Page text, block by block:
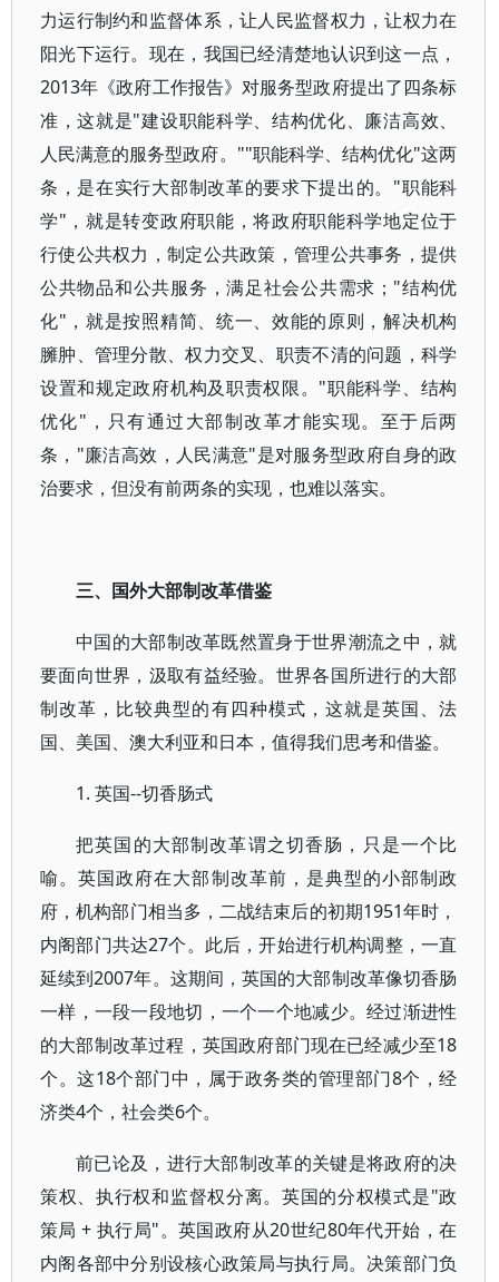
力运行制约和监督体系，让人民监督权力，让权力在
阳光下运行。现在，我国已经清楚地认识到这一点，
2013年《政府工作报告》对服务型政府提出了四条标
准，这就是"建设职能科学、结构优化、廉洁高效、
人民满意的服务型政府。""职能科学、结构优化"这两
条，是在实行大部制改革的要求下提出的。"职能科
学"，就是转变政府职能，将政府职能科学地定位于
行使公共权力，制定公共政策，管理公共事务，提供
公共物品和公共服务，满足社会公共需求；"结构优
化"，就是按照精简、统一、效能的原则，解决机构
臃肿、管理分散、权力交叉、职责不清的问题，科学
设置和规定政府机构及职责权限。"职能科学、结构
优化"，只有通过大部制改革才能实现。至于后两
条，"廉洁高效，人民满意"是对服务型政府自身的政
治要求，但没有前两条的实现，也难以落实。
三、国外大部制改革借鉴
中国的大部制改革既然置身于世界潮流之中，就
要面向世界，汲取有益经验。世界各国所进行的大部
制改革，比较典型的有四种模式，这就是英国、法
国、美国、澳大利亚和日本，值得我们思考和借鉴。
1. 英国--切香肠式
把英国的大部制改革谓之切香肠，只是一个比
喻。英国政府在大部制改革前，是典型的小部制政
府，机构部门相当多，二战结束后的初期1951年时，
内阁部门共达27个。此后，开始进行机构调整，一直
延续到2007年。这期间，英国的大部制改革像切香肠
一样，一段一段地切，一个一个地减少。经过渐进性
的大部制改革过程，英国政府部门现在已经减少至18
个。这18个部门中，属于政务类的管理部门8个，经
济类4个，社会类6个。
前已论及，进行大部制改革的关键是将政府的决
策权、执行权和监督权分离。英国的分权模式是"政
策局 + 执行局"。英国政府从20世纪80年代开始，在
内阁各部中分别设核心政策局与执行局。决策部门负